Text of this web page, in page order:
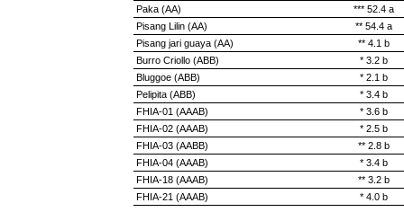
Paka (AA)
*** 52.4 a
Pisang Lilin (AA)
** 54.4 a
Pisang jari guaya (AA)
** 4.1 b
Burro Criollo (ABB)
* 3.2 b
Bluggoe (ABB)
* 2.1 b
Pelipita (ABB)
* 3.4 b
FHIA-01 (AAAB)
* 3.6 b
FHIA-02 (AAAB)
* 2.5 b
FHIA-03 (AABB)
** 2.8 b
FHIA-04 (AAAB)
* 3.4 b
FHIA-18 (AAAB)
** 3.2 b
FHIA-21 (AAAB)
* 4.0 b